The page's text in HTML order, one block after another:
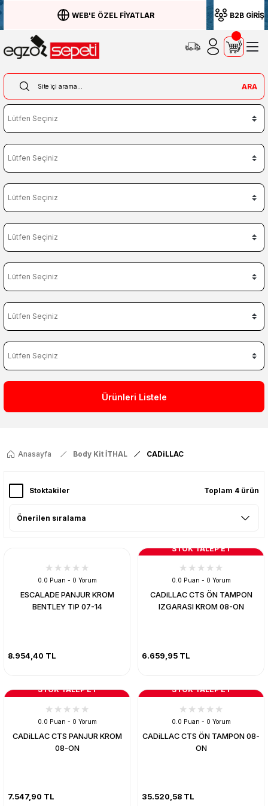
WEB'E ÖZEL FİYATLAR B2B GİRİŞ
ARA
Ürünleri Listele
Anasayfa Body Kit İTHAL CADiLLAC
Stoktakiler Toplam 4 ürün
0.0 Puan - 0 Yorum
ESCALADE PANJUR KROM
BENTLEY TiP 07-14
8.954,40 TL
STOK TALEP ET
0.0 Puan - 0 Yorum
CADiLLAC CTS ÖN TAMPON
IZGARASI KROM 08-ON
6.659,95 TL
STOK TALEP ET
0.0 Puan - 0 Yorum
CADiLLAC CTS PANJUR KROM
08-ON
7.547,90 TL
STOK TALEP ET
0.0 Puan - 0 Yorum
CADiLLAC CTS ÖN TAMPON 08-
ON
35.520,58 TL